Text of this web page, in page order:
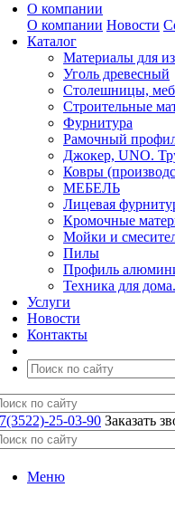
О компании
О компании Новости
Каталог
Материалы для
Уголь древесный
Столешницы,
Строительные
Фурнитура
Рамочный
Джокер, UNO.
Ковры
МЕБЕЛЬ
Лицевая
Кромочные
Мойки и
Пилы
Профиль
Техника для
Услуги
Новости
Контакты
25-03-90 Заказать
Меню